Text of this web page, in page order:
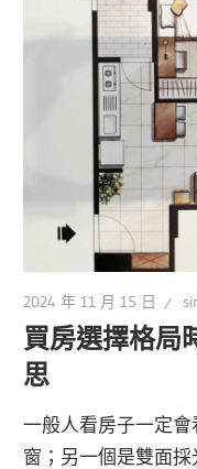
2024 年 11 月 15 日
買房選擇格局
思
一般人看房子一定
窗；另一個是雙面